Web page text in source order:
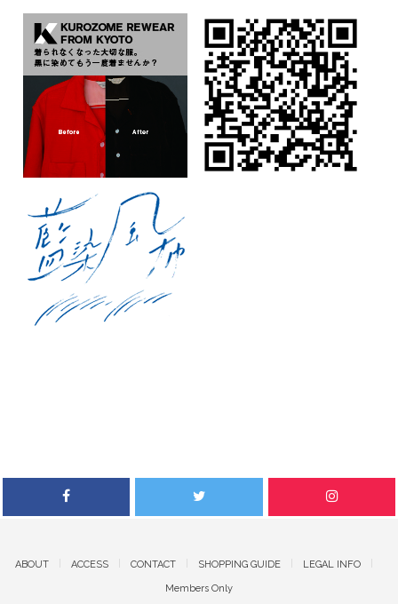
ABOUT ACCESS CONTACT SHOPPING GUIDE LEGAL INFO
Members Only